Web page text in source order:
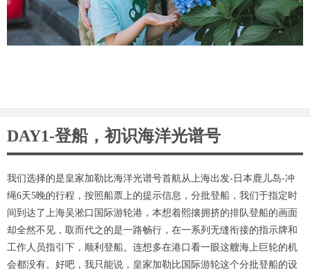
DAY1-登船，初识海洋光谱号
我们选择的是皇家加勒比海洋光谱号首航从上海出发-日本鹿儿岛-冲
绳6天5晚的行程，按照船票上的提示信息，分批登船，我们于指定时
间到达了上海吴淞口国际游轮港，本想着熙攘拥挤的排队登船的画面
却全然不见，取而代之的是一路畅行，在一系列无缝衔接的指示牌和
工作人员指引下，顺利登船。连想多在港口看一眼这艘海上巨轮的机
会都没有。好吧，我只能说，皇家加勒比国际游轮这个分批登船的设